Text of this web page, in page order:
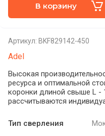
В корзину
Артикул: BKF829142-450
Adel
Высокая
ресурса и оптимальной
коронки длиной свыше L -
рассчитываются
Тип сверления